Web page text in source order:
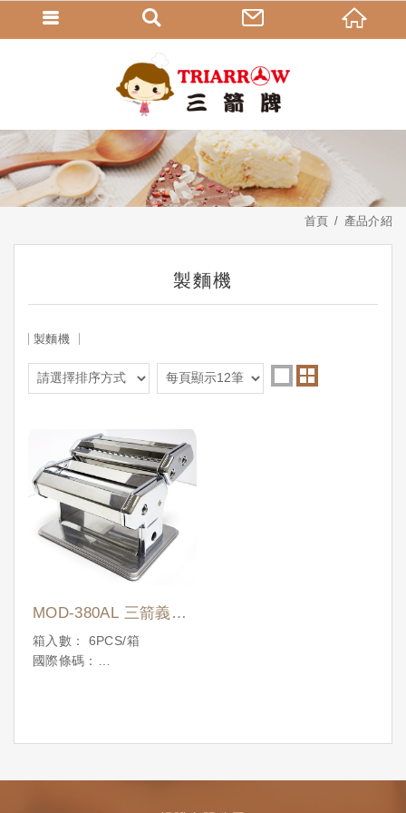
首頁 產品介紹
製麵機
製麵機
MOD-380AL 三箭義式
製麵機
箱入數： 6PCS/箱
國際條碼：